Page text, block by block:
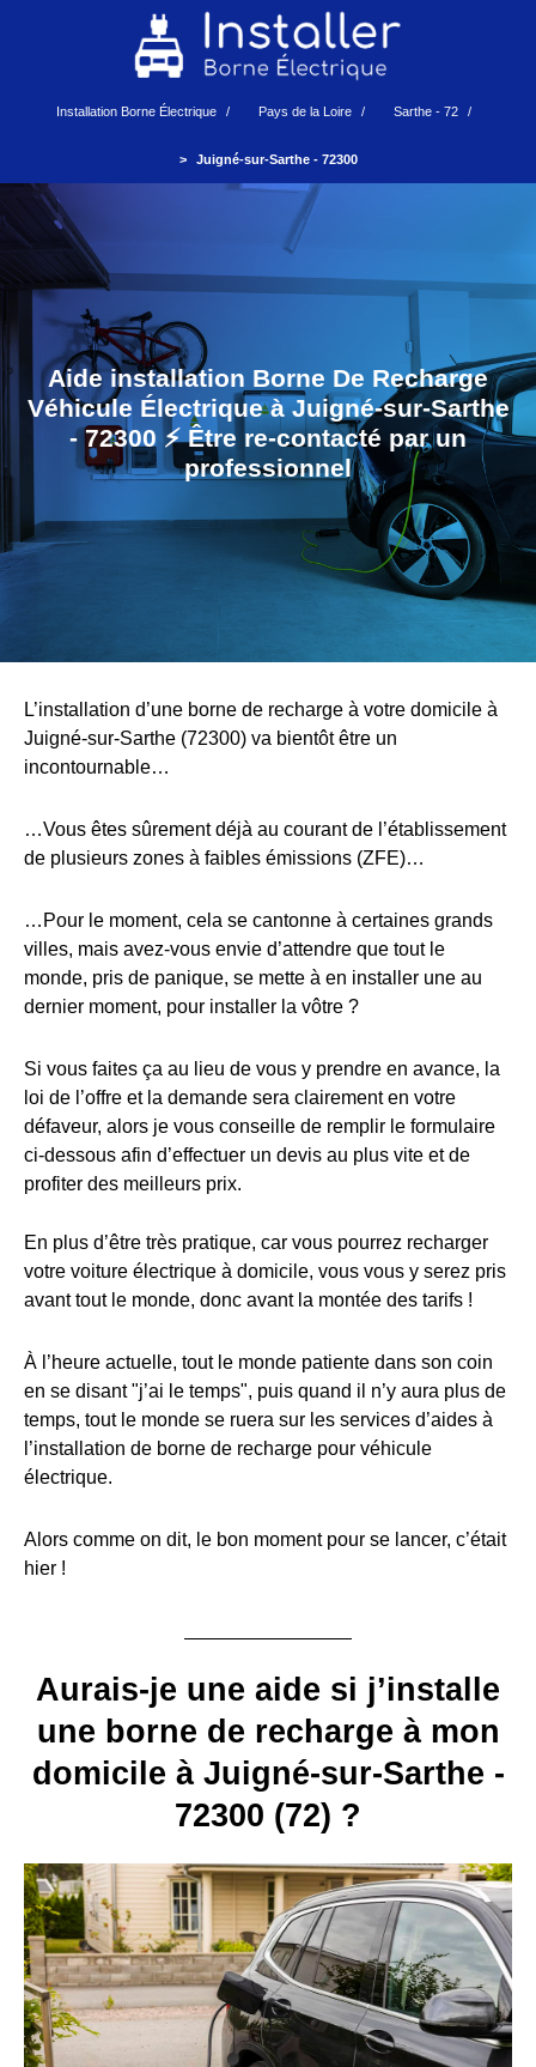
Installation Borne Électrique Pays de la Loire Sarthe - 72
Juigné-sur-Sarthe - 72300
Aide installation Borne De Recharge
Véhicule Électrique à Juigné-sur-Sarthe
- 72300 ⚡️ Être re-contacté par un
professionnel
L’installation d’une borne de recharge à votre domicile à
Juigné-sur-Sarthe (72300) va bientôt être un
incontournable…
…Vous êtes sûrement déjà au courant de l’établissement
de plusieurs zones à faibles émissions (ZFE)…
…Pour le moment, cela se cantonne à certaines grands
villes, mais avez-vous envie d’attendre que tout le
monde, pris de panique, se mette à en installer une au
dernier moment, pour installer la vôtre ?
Si vous faites ça au lieu de vous y prendre en avance, la
loi de l’offre et la demande sera clairement en votre
défaveur, alors je vous conseille de remplir le formulaire
ci-dessous afin d’effectuer un devis au plus vite et de
profiter des meilleurs prix.
En plus d’être très pratique, car vous pourrez recharger
votre voiture électrique à domicile, vous vous y serez pris
avant tout le monde, donc avant la montée des tarifs !
À l’heure actuelle, tout le monde patiente dans son coin
en se disant "j’ai le temps", puis quand il n’y aura plus de
temps, tout le monde se ruera sur les services d’aides à
l’installation de borne de recharge pour véhicule
électrique.
Alors comme on dit, le bon moment pour se lancer, c’était
hier !
Aurais-je une aide si j’installe
une borne de recharge à mon
domicile à Juigné-sur-Sarthe -
72300 (72) ?